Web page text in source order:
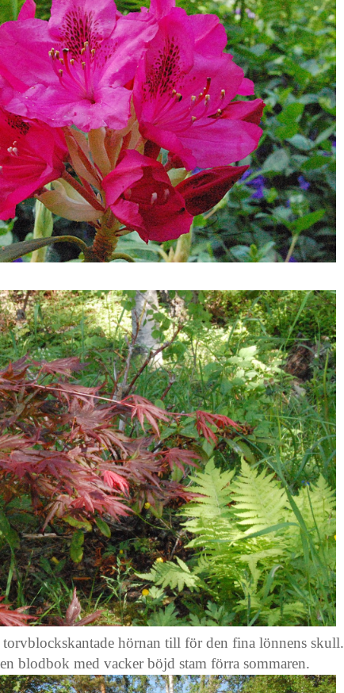
hörnan till för den fina lönnens skull.
blodbok med vacker böjd stam förra sommaren.